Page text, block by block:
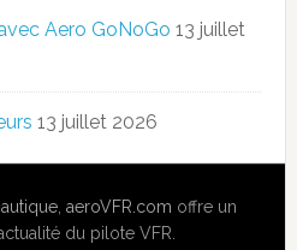
Aero GoNoGo 13 juillet
13 juillet 2026
,aeroVFR.com offre un
du pilote VFR.